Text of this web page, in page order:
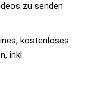
zu senden
kostenloses
inkl.